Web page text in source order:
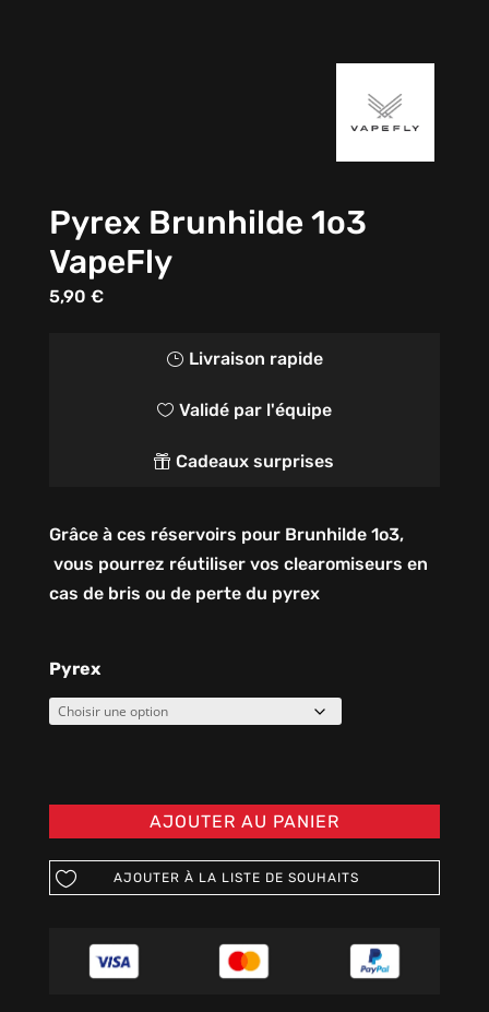
Pyrex Brunhilde 1o3
VapeFly
5,90 €
} Livraison rapide
 Validé par l'équipe
 Cadeaux surprises
Grâce à ces réservoirs pour Brunhilde 1o3,
vous pourrez réutiliser vos clearomiseurs en
cas de bris ou de perte du pyrex
Pyrex
AJOUTER AU PANIER
AJOUTER À LA LISTE DE SOUHAITS